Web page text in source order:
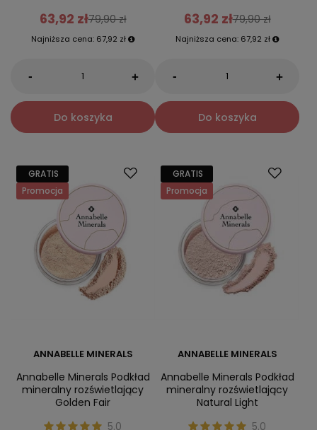
63,92 zł79,90 zł
Najniższa cena: 67,92 zł
- +
Do koszyka
63,92 zł79,90 zł
Najniższa cena: 67,92 zł
- +
Do koszyka
GRATIS
Promocja
ANNABELLE MINERALS
Annabelle Minerals Podkład
mineralny rozświetlający
Golden Fair
5.0
GRATIS
Promocja
ANNABELLE MINERALS
Annabelle Minerals Podkład
mineralny rozświetlający
Natural Light
5.0